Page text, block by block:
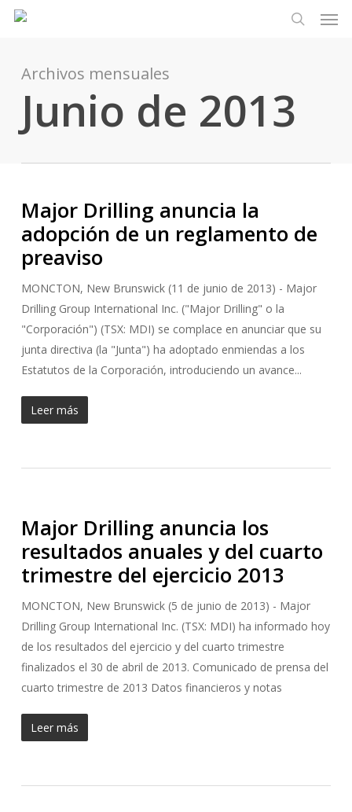
principalArchivos mensuales
Junio de 2013
Major Drilling anuncia la
adopción de un reglamento de
preaviso
MONCTON, New Brunswick (11 de junio de 2013) - Major
Drilling Group International Inc. ("Major Drilling" o la
"Corporación") (TSX: MDI) se complace en anunciar que su
junta directiva (la "Junta") ha adoptado enmiendas a los
Estatutos de la Corporación, introduciendo un avance...
Leer más
Major Drilling anuncia los
resultados anuales y del cuarto
trimestre del ejercicio 2013
MONCTON, New Brunswick (5 de junio de 2013) - Major
Drilling Group International Inc. (TSX: MDI) ha informado hoy
de los resultados del ejercicio y del cuarto trimestre
finalizados el 30 de abril de 2013. Comunicado de prensa del
cuarto trimestre de 2013 Datos financieros y notas
Leer más